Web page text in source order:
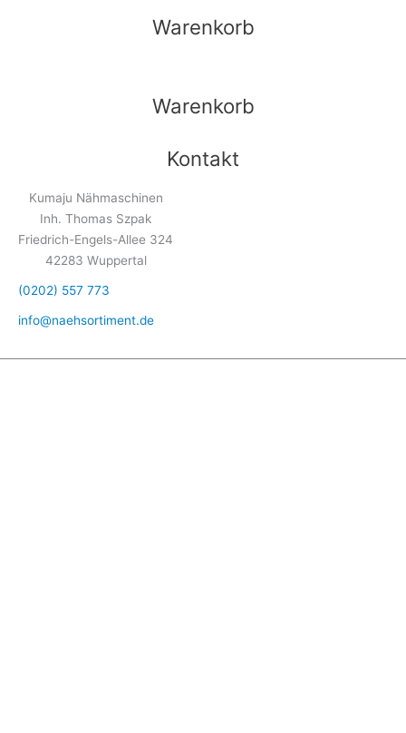
Warenkorb
Warenkorb
Kontakt
Kumaju Nähmaschinen
Inh. Thomas Szpak
Friedrich-Engels-Allee 324
42283 Wuppertal
(0202) 557 773
info@naehsortiment.de